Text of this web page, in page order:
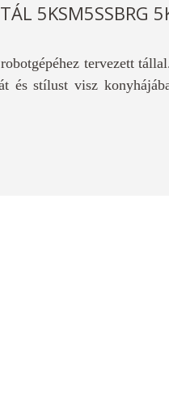
5KSM5SSBRG
tervezett
és stílust visz